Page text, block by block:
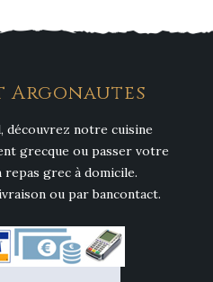
Argonautes
découvrez notre cuisine
grecque ou passer votre
repas grec à domicile.
ou par bancontact.